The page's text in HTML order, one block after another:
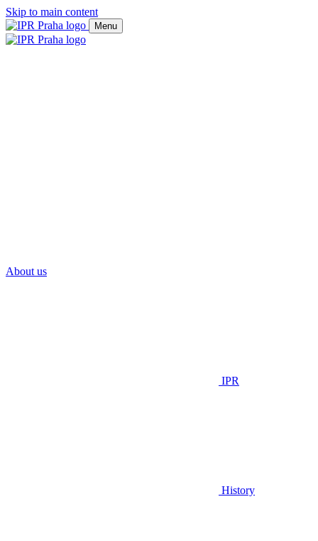
Skip to main content
Menu
About us
IPR
History